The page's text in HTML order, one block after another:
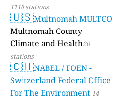
1110 stations
🇺🇸Multnomah MULTCO
Multnomah County
Climate and Health20
stations
🇨🇭NABEL / FOEN -
Switzerland Federal Office
For The Environment 14